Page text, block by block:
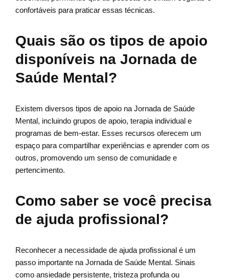
confortáveis para praticar essas técnicas.
Quais são os tipos de apoio
disponíveis na Jornada de
Saúde Mental?
Existem diversos tipos de apoio na Jornada de Saúde
Mental, incluindo grupos de apoio, terapia individual e
programas de bem-estar. Esses recursos oferecem um
espaço para compartilhar experiências e aprender com os
outros, promovendo um senso de comunidade e
pertencimento.
Como saber se você precisa
de ajuda profissional?
Reconhecer a necessidade de ajuda profissional é um
passo importante na Jornada de Saúde Mental. Sinais
como ansiedade persistente, tristeza profunda ou